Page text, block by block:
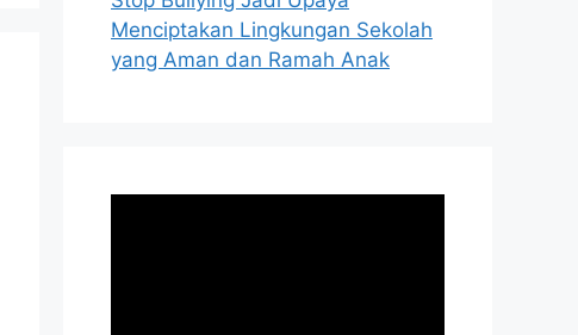
Menciptakan Lingkungan Sekolah
yang Aman dan Ramah Anak